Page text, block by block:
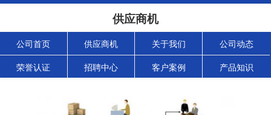
供应商机
公司首页 供应商机 关于我们 公司动态
荣誉认证 招聘中心 客户案例 产品知识